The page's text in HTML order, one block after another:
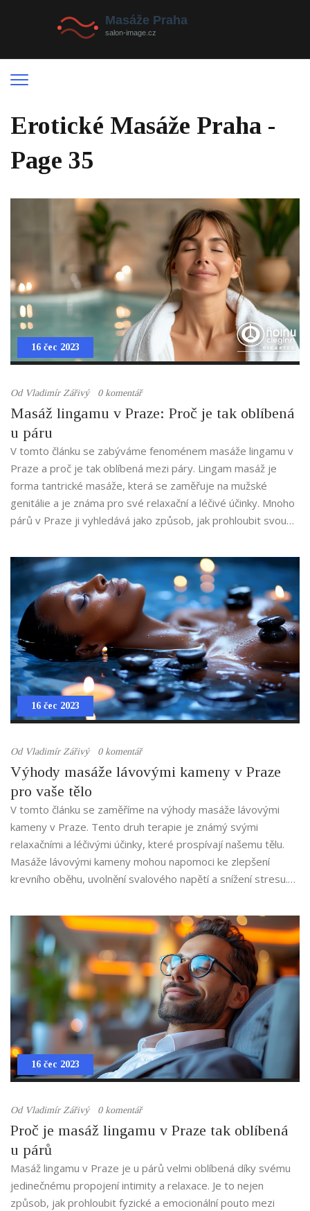
Erotické Masáže Praha -
Page 35
16 čec 2023
Od Vladimír Zářivý 0 komentář
Masáž lingamu v Praze: Proč je tak oblíbená
u páru
V tomto článku se zabýváme fenoménem masáže lingamu v
Praze a proč je tak oblíbená mezi páry. Lingam masáž je
forma tantrické masáže, která se zaměřuje na mužské
genitálie a je známa pro své relaxační a léčivé účinky. Mnoho
párů v Praze ji vyhledává jako způsob, jak prohloubit svou
skvělý způsob, jak se naučit novým technikám a posílit
důvěru v partnerech. Takže není divu, že masáž lingamu je v
Praze tak oblíbená!
16 čec 2023
Od Vladimír Zářivý 0 komentář
Výhody masáže lávovými kameny v Praze
pro vaše tělo
V tomto článku se zaměříme na výhody masáže lávovými
kameny v Praze. Tento druh terapie je známý svými
relaxačními a léčivými účinky, které prospívají našemu tělu.
Masáže lávovými kameny mohou napomoci ke zlepšení
krevního oběhu, uvolnění svalového napětí a snížení stresu.
nabízejí v prvotřídní kvalitě. Takže pokud hledáte způsob, jak
se odreagovat a zároveň prospět svému tělu, masáž
lávovými kameny v Praze by mohla být skvělou volbou.
16 čec 2023
Od Vladimír Zářivý 0 komentář
Proč je masáž lingamu v Praze tak oblíbená
u párů
Masáž lingamu v Praze je u párů velmi oblíbená díky svému
jedinečnému propojení intimity a relaxace. Je to nejen
způsob, jak prohloubit fyzické a emocionální pouto mezi